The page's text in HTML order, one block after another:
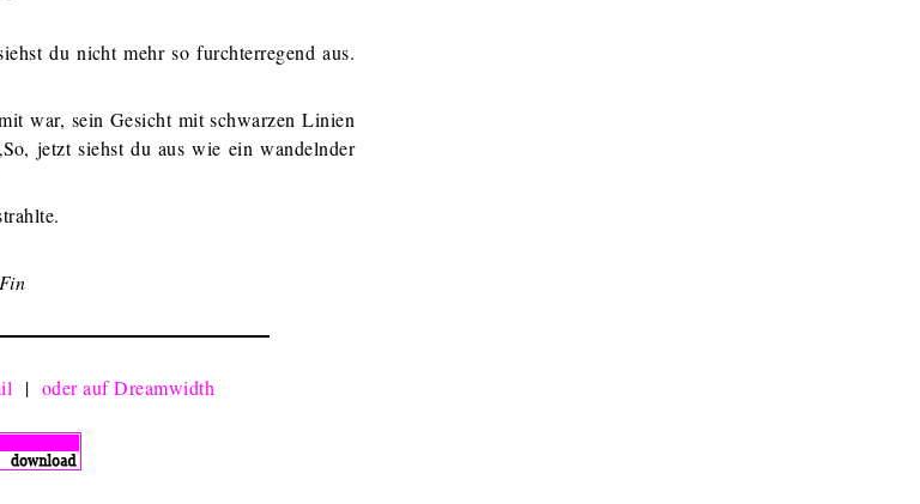
du nicht mehr so furchterregend aus.
war, sein Gesicht mit schwarzen Linien
jetzt siehst du aus wie ein wandelnder
Fin
| oder auf Dreamwidth